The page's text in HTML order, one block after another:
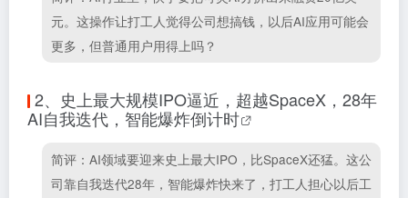
元。这操作让打工人觉得公司想搞钱，以后AI应用可能会
更多，但普通用户用得上吗？
2、 史上最大规模IPO逼近，超越SpaceX，28年
AI自我迭代，智能爆炸倒计时
简评：AI领域要迎来史上最大IPO，比SpaceX还猛。这公
司靠自我迭代28年，智能爆炸快来了，打工人担心以后工